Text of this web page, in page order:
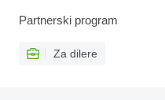
Partnerski program
Za dilere